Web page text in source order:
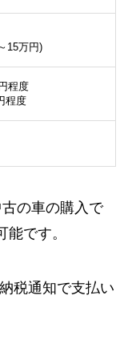
15万円)
程度
程度
の車の購入で
です。
税通知で支払い